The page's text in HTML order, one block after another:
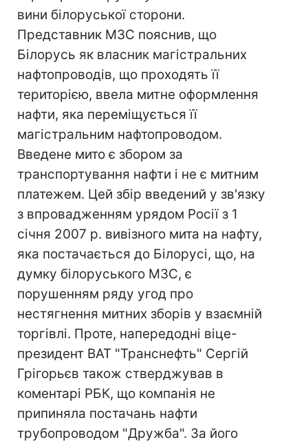
вини білоруської сторони.
Представник МЗС пояснив, що
Білорусь як власник магістральних
нафтопроводів, що проходять її
територією, ввела митне оформлення
нафти, яка переміщується її
магістральним нафтопроводом.
Введене мито є збором за
транспортування нафти і не є митним
платежем. Цей збір введений у зв'язку
з впровадженням урядом Росії з 1
січня 2007 р. вивізного мита на нафту,
яка постачається до Білорусі, що, на
думку білоруського МЗС, є
порушенням ряду угод про
нестягнення митних зборів у взаємній
торгівлі. Проте, напередодні віце-
президент ВАТ "Транснефть" Сергій
Грігорьєв також стверджував в
коментарі РБК, що компанія не
припиняла постачань нафти
трубопроводом "Дружба". За його